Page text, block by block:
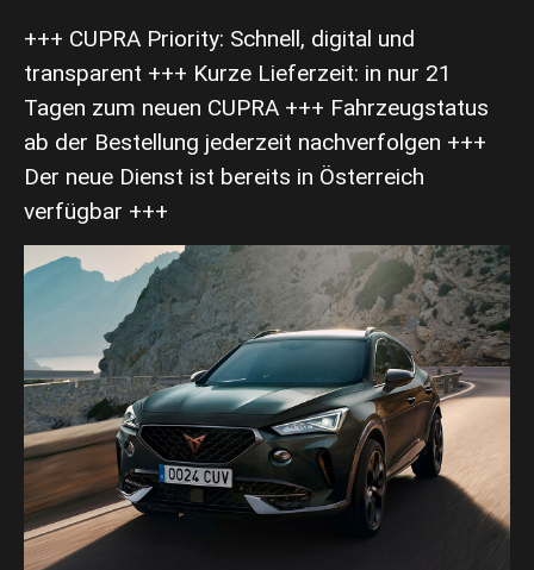
+++ CUPRA Priority: Schnell, digital und
transparent +++ Kurze Lieferzeit: in nur 21
Tagen zum neuen CUPRA +++ Fahrzeugstatus
ab der Bestellung jederzeit nachverfolgen +++
Der neue Dienst ist bereits in Österreich
verfügbar +++